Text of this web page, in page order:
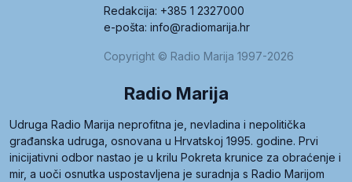
Redakcija: +385 1 2327000
e-pošta: info@radiomarija.hr
Copyright © Radio Marija 1997-2026
Radio Marija
Udruga Radio Marija neprofitna je, nevladina i nepolitička
građanska udruga, osnovana u Hrvatskoj 1995. godine. Prvi
inicijativni odbor nastao je u krilu Pokreta krunice za obraćenje i
mir, a uoči osnutka uspostavljena je suradnja s Radio Marijom